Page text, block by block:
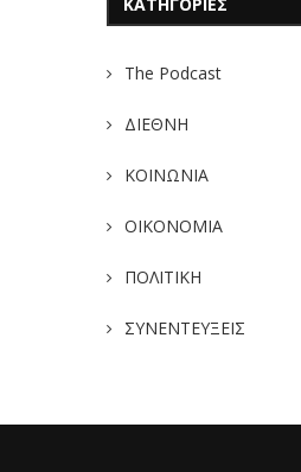
The Podcast
ΔΙΕΘΝΗ
ΚΟΙΝΩΝΙΑ
ΟΙΚΟΝΟΜΙΑ
ΠΟΛΙΤΙΚΗ
ΣΥΝΕΝΤΕΥΞΕΙΣ